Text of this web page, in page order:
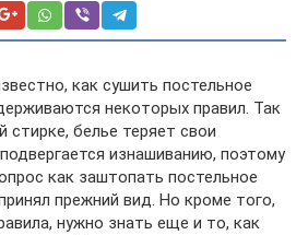
как сушить постельное
некоторых правил. Так
стирке, белье теряет свои
изнашиванию, поэтому
как заштопать постельное
прежний вид. Но кроме того,
нужно знать еще и то, как